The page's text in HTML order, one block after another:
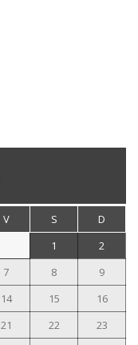
V S
D
1
2
7 8
9
14 15
16
21 22
23